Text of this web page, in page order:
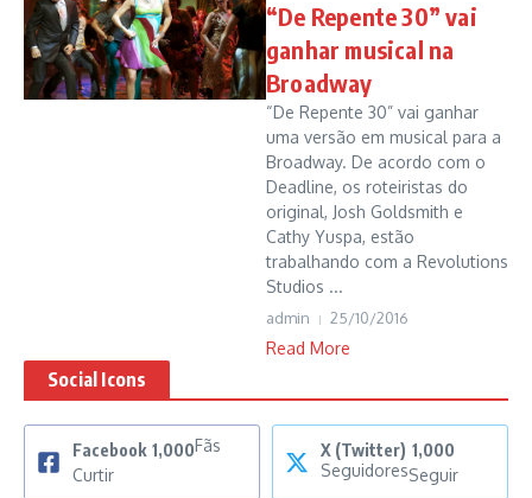
“De Repente 30” vai
ganhar musical na
Broadway
“De Repente 30” vai ganhar
uma versão em musical para a
Broadway. De acordo com o
Deadline, os roteiristas do
original, Josh Goldsmith e
Cathy Yuspa, estão
trabalhando com a Revolutions
Studios ...
admin 25/10/2016
Read More
Social Icons
Facebook 1,000Fãs
Curtir
X (Twitter) 1,000
SeguidoresSeguir